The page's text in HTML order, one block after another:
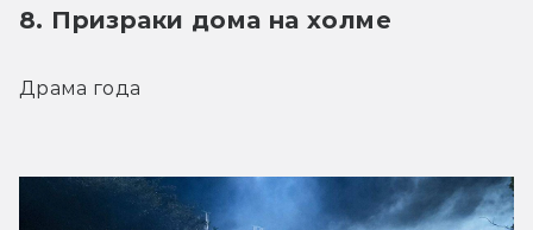
8. Призраки дома на холме
Драма года